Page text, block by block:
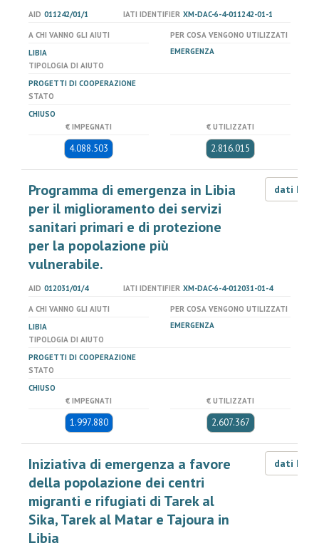
AID 011242/01/1 IATI IDENTIFIER XM-DAC-6-4-011242-01-1
A CHI VANNO GLI AIUTI
LIBIA
PER COSA VENGONO UTILIZZATI
EMERGENZA
TIPOLOGIA DI AIUTO
PROGETTI DI COOPERAZIONE
STATO
CHIUSO
€ IMPEGNATI
4.088.503
€ UTILIZZATI
2.816.015
Programma di emergenza in Libia
per il miglioramento dei servizi
sanitari primari e di protezione
per la popolazione più
vulnerabile.
dati LOD
AID 012031/01/4 IATI IDENTIFIER XM-DAC-6-4-012031-01-4
A CHI VANNO GLI AIUTI
LIBIA
PER COSA VENGONO UTILIZZATI
EMERGENZA
TIPOLOGIA DI AIUTO
PROGETTI DI COOPERAZIONE
STATO
CHIUSO
€ IMPEGNATI
1.997.880
€ UTILIZZATI
2.607.367
Iniziativa di emergenza a favore
della popolazione dei centri
migranti e rifugiati di Tarek al
Sika, Tarek al Matar e Tajoura in
Libia
dati LOD